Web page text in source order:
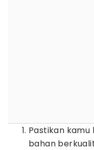
Pastikan
bahan